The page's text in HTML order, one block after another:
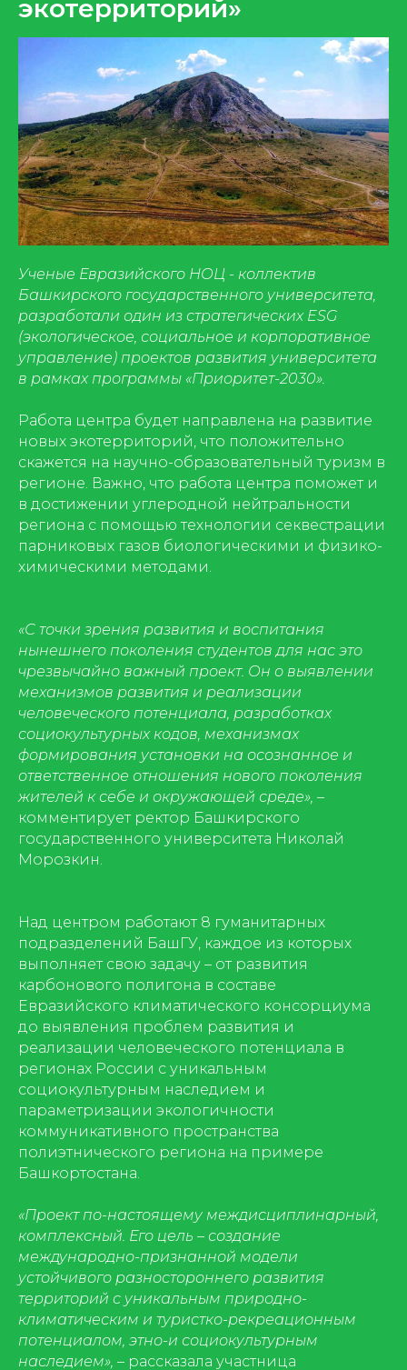
экотерриторий»
Ученые Евразийского НОЦ - коллектив
Башкирского государственного университета,
разработали один из стратегических ESG
(экологическое, социальное и корпоративное
управление) проектов развития университета
в рамках программы «Приоритет-2030».
Работа центра будет направлена на развитие
новых экотерриторий, что положительно
скажется на научно-образовательный туризм в
регионе. Важно, что работа центра поможет и
в достижении углеродной нейтральности
региона с помощью технологии секвестрации
парниковых газов биологическими и физико-
химическими методами.
«С точки зрения развития и воспитания
нынешнего поколения студентов для нас это
чрезвычайно важный проект. Он о выявлении
механизмов развития и реализации
человеческого потенциала, разработках
социокультурных кодов, механизмах
формирования установки на осознанное и
ответственное отношения нового поколения
жителей к себе и окружающей среде», –
комментирует ректор Башкирского
государственного университета Николай
Морозкин.
Над центром работают 8 гуманитарных
подразделений БашГУ, каждое из которых
выполняет свою задачу – от развития
карбонового полигона в составе
Евразийского климатического консорциума
до выявления проблем развития и
реализации человеческого потенциала в
регионах России с уникальным
социокультурным наследием и
параметризации экологичности
коммуникативного пространства
полиэтнического региона на примере
Башкортостана.
«Проект по-настоящему междисциплинарный,
комплексный. Его цель – создание
международно-признанной модели
устойчивого разностороннего развития
территорий с уникальным природно-
климатическим и туристко-рекреационным
потенциалом, этно-и социокультурным
наследием», – рассказала участница